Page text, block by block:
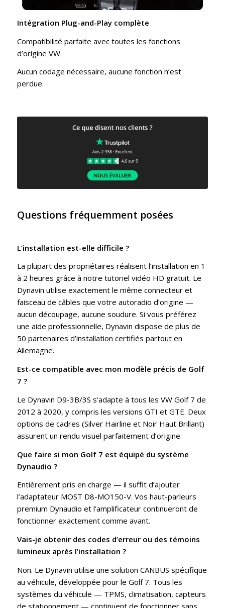
Intégration Plug-and-Play complète
Compatibilité parfaite avec toutes les fonctions
d’origine VW.
Aucun codage nécessaire, aucune fonction n’est
perdue.
Questions fréquemment posées
L’installation est-elle difficile ?
La plupart des propriétaires réalisent l’installation en 1
à 2 heures grâce à notre tutoriel vidéo HD gratuit. Le
Dynavin utilise exactement le même connecteur et
faisceau de câbles que votre autoradio d’origine —
aucun découpage, aucune soudure. Si vous préférez
une aide professionnelle, Dynavin dispose de plus de
50 partenaires d’installation certifiés partout en
Allemagne.
Est-ce compatible avec mon modèle précis de Golf
7 ?
Le Dynavin D9-3B/3S s’adapte à tous les VW Golf 7 de
2012 à 2020, y compris les versions GTI et GTE. Deux
options de cadres (Silver Hairline et Noir Haut Brillant)
assurent un rendu visuel parfaitement d’origine.
Que faire si mon Golf 7 est équipé du système
Dynaudio ?
Entièrement pris en charge — il suffit d’ajouter
l’adaptateur MOST D8-MO150-V. Vos haut-parleurs
premium Dynaudio et l’amplificateur continueront de
fonctionner exactement comme avant.
Vais-je obtenir des codes d’erreur ou des témoins
lumineux après l’installation ?
Non. Le Dynavin utilise une solution CANBUS spécifique
au véhicule, développée pour le Golf 7. Tous les
systèmes du véhicule — TPMS, climatisation, capteurs
de stationnement — continuent de fonctionner sans